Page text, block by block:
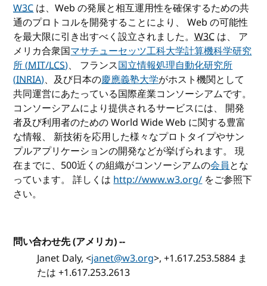
W3Cは、Web の発展と相互運用性を確保するための共
通のプロトコルを開発することにより、 Web の可能性
を最大限に引き出すべく設立されました。W3C は、 ア
メリカ合衆国マサチューセッツ工科大学計算機科学研究
所 (MIT/LCS)、 フランス国立情報処理自動化研究所
(INRIA)、及び日本の慶應義塾大学がホスト機関として
共同運営にあたっている国際産業コンソーシアムです。
コンソーシアムにより提供されるサービスには、 開発
者及び利用者のための World Wide Web に関する豊富
な情報、 新技術を応用した様々なプロトタイプやサン
プルアプリケーションの開発などが挙げられます。 現
在までに、500近くの組織がコンソーシアムの会員とな
っています。 詳しくはhttp://www.w3.org/をご参照下
さい。
問い合わせ先 (アメリカ) --
Janet Daly, <janet@w3.org>, +1.617.253.5884 ま
たは +1.617.253.2613